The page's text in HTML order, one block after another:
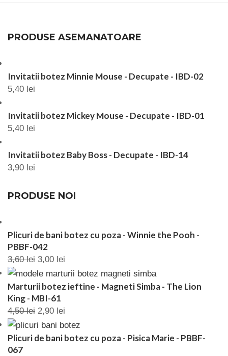
PRODUSE ASEMANATOARE
Invitatii botez Minnie Mouse - Decupate - IBD-02
5,40 lei
Invitatii botez Mickey Mouse - Decupate - IBD-01
5,40 lei
Invitatii botez Baby Boss - Decupate - IBD-14
3,90 lei
PRODUSE NOI
Plicuri de bani botez cu poza - Winnie the Pooh -
PBBF-042
3,60lei 3,00 lei
Marturii botez ieftine - Magneti Simba - The Lion
King - MBI-61
4,50lei 2,90 lei
Plicuri de bani botez cu poza - Pisica Marie - PBBF-
067